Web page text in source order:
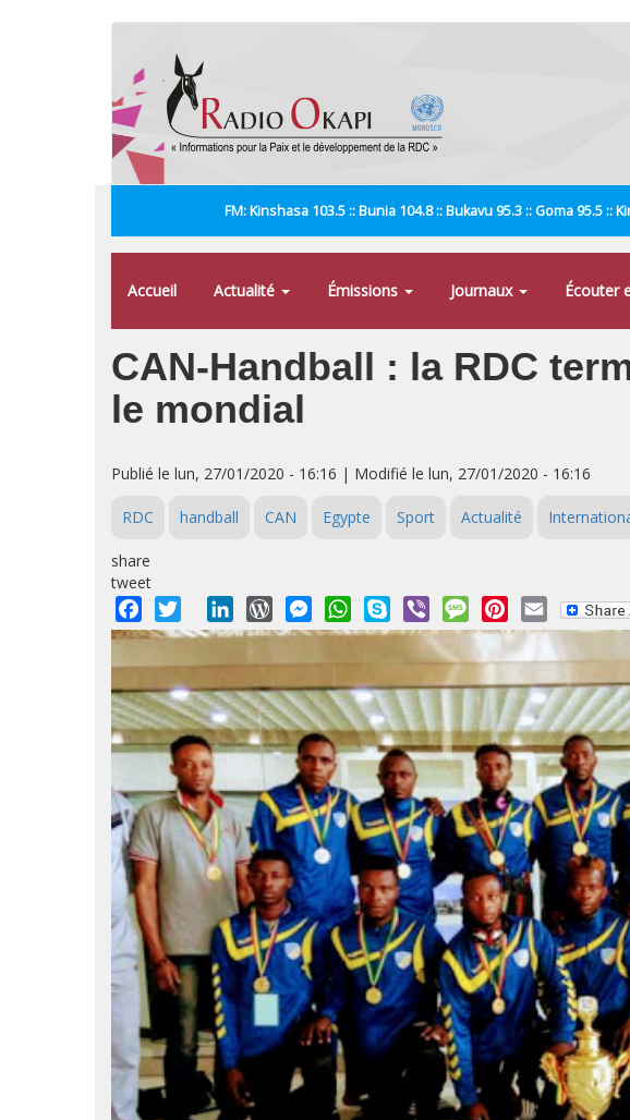
FM: Kinshasa 103.5 :: Bunia 104.8 :: Bukavu 95.3 :: Goma 95.5
Accueil Actualité Émissions Journaux Écouter
CAN-Handball : la RDC
le mondial
Publié le lun, 27/01/2020 - 16:16 | Modifié le lun, 27/01/2020 - 16:16
RDC handball CAN Egypte Sport Actualité
share
tweet
Facebook
Twitter LinkedInWordPressMessengerWhatsApp
Skype Viber MessagePinterest
Email